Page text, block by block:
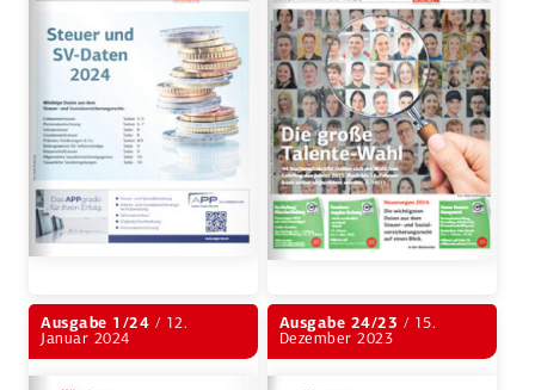
Ausgabe 1/24 / 12.
Januar 2024
Ausgabe 24/23 / 15.
Dezember 2023